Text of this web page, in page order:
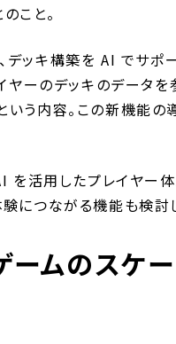
こと。
デッキ構築を AI でサポ
ヤーのデッキのデータ
いう内容。この新機能
を活用したプレイヤー
につながる機能も検討
ムのスケ